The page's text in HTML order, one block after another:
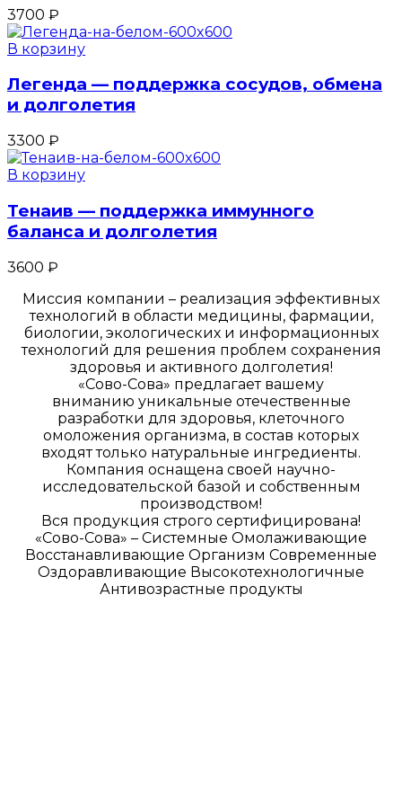
3700 ₽
В корзину
Легенда — поддержка сосудов, обмена
и долголетия
3300 ₽
В корзину
Тенаив — поддержка иммунного
баланса и долголетия
3600 ₽
Миссия компании – реализация эффективных
технологий в области медицины, фармации,
биологии, экологических и информационных
технологий для решения проблем сохранения
здоровья и активного долголетия!
«Сово-Сова» предлагает вашему
вниманию уникальные отечественные
разработки для здоровья, клеточного
омоложения организма, в состав которых
входят только натуральные ингредиенты.
Компания оснащена своей научно-
исследовательской базой и собственным
производством!
Вся продукция строго сертифицирована!
«Сово-Сова» – Системные Омолаживающие
Восстанавливающие Организм Современные
Оздоравливающие Высокотехнологичные
Антивозрастные продукты